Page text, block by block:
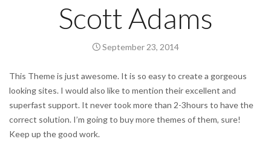
Scott Adams
September 23, 2014
This Theme is just awesome. It is so easy to create a gorgeous
looking sites. I would also like to mention their excellent and
superfast support. It never took more than 2-3hours to have the
correct solution. I’m going to buy more themes of them, sure!
Keep up the good work.